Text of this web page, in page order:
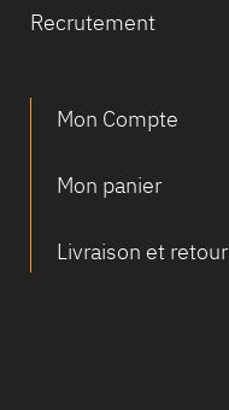
Recrutement
Mon Compte
Mon panier
Livraison et retour